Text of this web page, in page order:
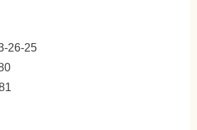
26-25